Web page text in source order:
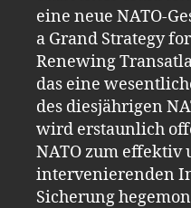
eine neue NATO-
a Grand Strategy
Renewing
das eine
des diesjährigen
wird erstaunlich
NATO zum effektiv
intervenierenden
Sicherung